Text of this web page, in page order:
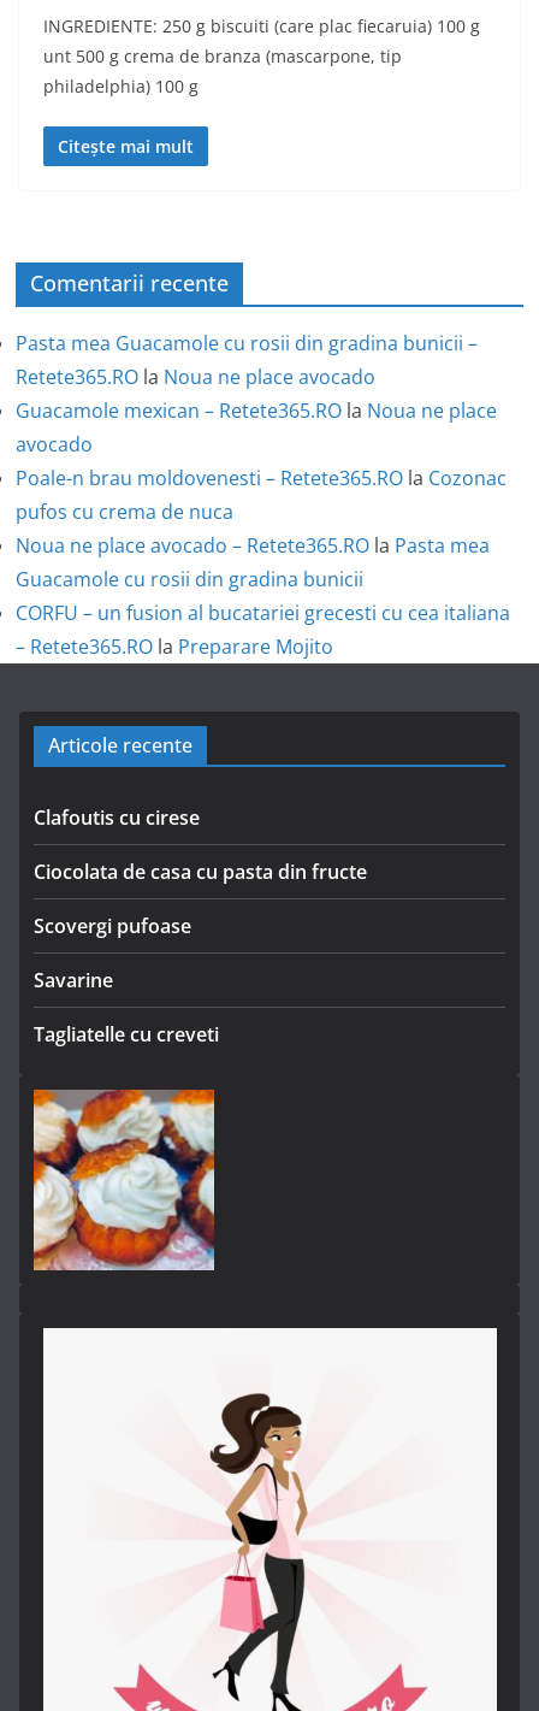
INGREDIENTE: 250 g biscuiti (care plac fiecaruia) 100 g
unt 500 g crema de branza (mascarpone, tip
philadelphia) 100 g
Citește mai mult
Comentarii recente
Pasta mea Guacamole cu rosii din gradina bunicii –
Retete365.RO la Noua ne place avocado
Guacamole mexican – Retete365.RO la Noua ne place
avocado
Poale-n brau moldovenesti – Retete365.RO la Cozonac
pufos cu crema de nuca
Noua ne place avocado – Retete365.RO la Pasta mea
Guacamole cu rosii din gradina bunicii
CORFU – un fusion al bucatariei grecesti cu cea italiana
– Retete365.RO la Preparare Mojito
Articole recente
Clafoutis cu cirese
Ciocolata de casa cu pasta din fructe
Scovergi pufoase
Savarine
Tagliatelle cu creveti